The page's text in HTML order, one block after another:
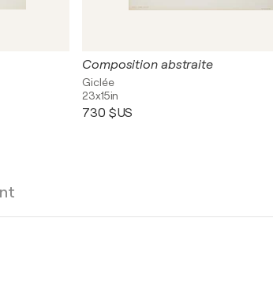
Composition abstraite
Giclée
23x15in
730 $US